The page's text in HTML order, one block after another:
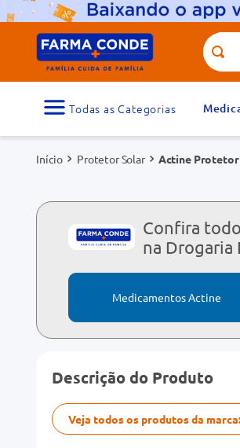
O que você
Protetor Solar Actine Protetor
Confira
na Drogaria
Medicamentos Actine
Descrição do Produto
Veja todos os produtos da marca:
Termos mais
1
5º dipirona